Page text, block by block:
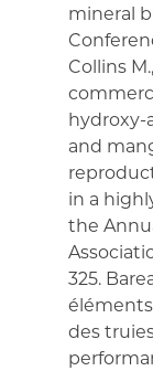
mineral
Collins
hydroxy-
and
in a
the
325.
des